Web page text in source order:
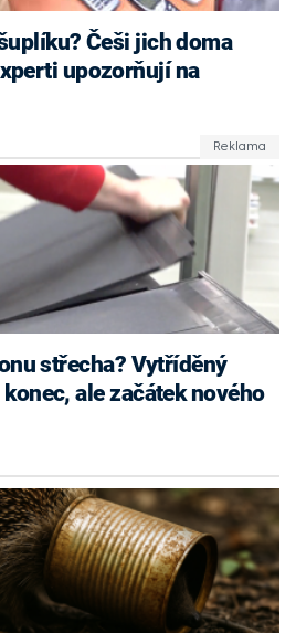
upozorňují na
střecha? Vytříděný
ale začátek nového